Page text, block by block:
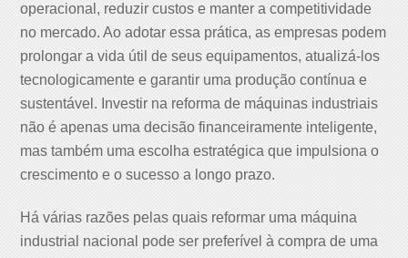
operacional, reduzir custos e manter a competitividade
no mercado. Ao adotar essa prática, as empresas podem
prolongar a vida útil de seus equipamentos, atualizá-los
tecnologicamente e garantir uma produção contínua e
sustentável. Investir na reforma de máquinas industriais
não é apenas uma decisão financeiramente inteligente,
mas também uma escolha estratégica que impulsiona o
crescimento e o sucesso a longo prazo.
Há várias razões pelas quais reformar uma máquina
industrial nacional pode ser preferível à compra de uma